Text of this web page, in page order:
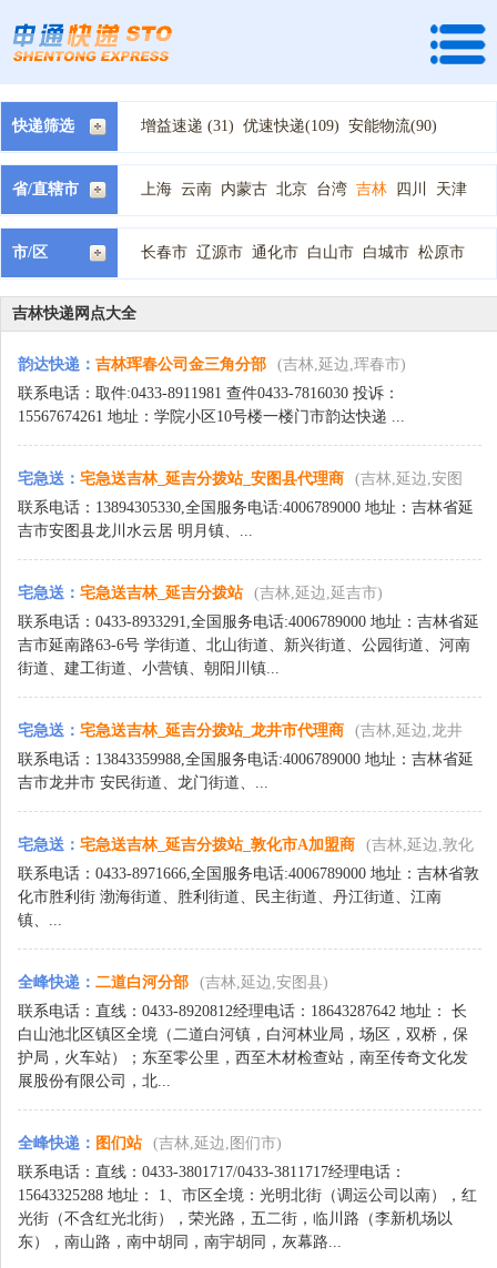
快递筛选 增益速递 (31) 优速快递(109) 安能物流(90)
快捷快递(95) 全峰快递(60) 龙邦速运 (2)
天地华宇 (26)
速尔快递(2) 宅急送快递(91)
德邦物流(90) 顺丰快递(12) 天天快递(90)
百世汇通快递(164)
申通快递(53) 圆通快递(91)
百世快运(10) 远成物流 (1) 邮政包裹(3)
省/直辖市 上海 云南 内蒙古 北京 台湾 吉林 四川
天津
宁夏 安徽 山东 山西 广东 广西 新疆 江苏 江西
河北
河南 浙江 海南 湖北 湖南 甘肃 福建 西藏
市/区 长春市 辽源市 通化市 白山市 白城市 松原市
四平市 延边 吉林市
吉林快递网点大全
韵达快递 ： 吉林珲春公司金三角分部
(吉林,延边,珲春市)
联系电话：取件:0433-8911981 查件0433-7816030 投诉：
15567674261 地址：学院小区10号楼一楼门市韵达快递 ...
宅急送 ： 宅急送吉林_延吉分拨站_安图县代理商
(吉林,延边,安图
县)
联系电话：13894305330,全国服务电话:4006789000 地址：吉林省延
吉市安图县龙川水云居 明月镇、...
宅急送 ： 宅急送吉林_延吉分拨站
(吉林,延边,延吉市)
联系电话：0433-8933291,全国服务电话:4006789000 地址：吉林省延
吉市延南路63-6号 学街道、北山街道、新兴街道、公园街道、河南
街道、建工街道、小营镇、朝阳川镇...
宅急送 ： 宅急送吉林_延吉分拨站_龙井市代理商
(吉林,延边,龙井
市)
联系电话：13843359988,全国服务电话:4006789000 地址：吉林省延
吉市龙井市 安民街道、龙门街道、...
宅急送 ： 宅急送吉林_延吉分拨站_敦化市A加盟商
(吉林,延边,敦化
市)
联系电话：0433-8971666,全国服务电话:4006789000 地址：吉林省敦
化市胜利街 渤海街道、胜利街道、民主街道、丹江街道、江南
镇、...
全峰快递 ： 二道白河分部
(吉林,延边,安图县)
联系电话：直线：0433-8920812经理电话：18643287642 地址： 长
白山池北区镇区全境（二道白河镇，白河林业局，场区，双桥，保
护局，火车站）；东至零公里，西至木材检查站，南至传奇文化发
展股份有限公司，北...
全峰快递 ： 图们站
(吉林,延边,图们市)
联系电话：直线：0433-3801717/0433-3811717经理电话：
15643325288 地址： 1、市区全境：光明北街（调运公司以南），红
光街（不含红光北街），荣光路，五二街，临川路（李新机场以
东），南山路，南中胡同，南宇胡同，灰幕路...